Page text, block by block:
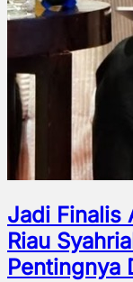
Jadi Finalis
Riau
Pentingnya